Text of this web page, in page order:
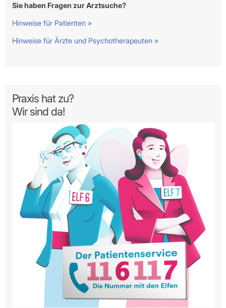
Sie haben Fragen zur Arztsuche?
Hinweise für Patienten »
Hinweise für Ärzte und Psychotherapeuten »
Praxis hat zu?
Wir sind da!